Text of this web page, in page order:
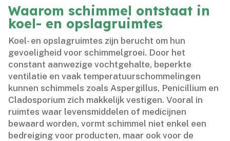
Waarom schimmel ontstaat in
koel- en opslagruimtes
Koel- en opslagruimtes zijn berucht om hun
gevoeligheid voor schimmelgroei.​ Door het
constant aanwezige vochtgehalte, beperkte
ventilatie en vaak temperatuurschommelingen
kunnen schimmels zoals Aspergillus, Penicillium en
Cladosporium zich makkelijk vestigen.​ Vooral in
ruimtes waar levensmiddelen of medicijnen
bewaard worden, vormt schimmel niet enkel een
bedreiging voor producten, maar ook voor de